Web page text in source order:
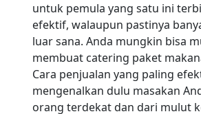
untuk pemula yang satu ini
efektif, walaupun pastinya
luar sana. Anda mungkin bisa
membuat catering paket
Cara penjualan yang paling
mengenalkan dulu masakan
orang terdekat dan dari mulut